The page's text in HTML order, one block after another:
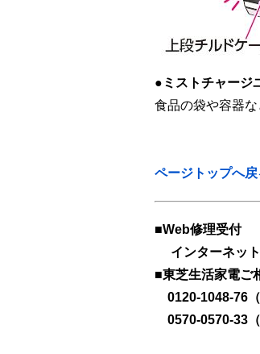
●ミストチャージ
食品の袋や容器
ページトップへ戻
■Web修理受付
インターネッ
■東芝生活家電ご
0120-1048-76
0570-0570-33